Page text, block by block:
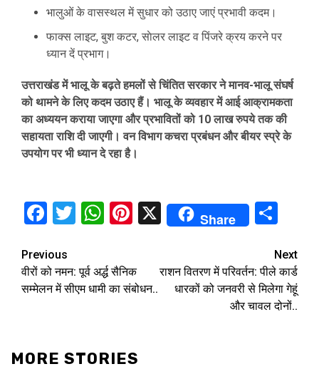
भालुओं के वासस्थल में सुधार को उठाए जाएं प्रभावी कदम।
फाक्स लाइट, बुश कटर, साेलर लाइट व पिंजरे क्रय करने पर
ध्यान दें प्रभाग।
उत्तराखंड में भालू के बढ़ते हमलों से चिंतित सरकार ने मानव-भालू संघर्ष
को थामने के लिए कदम उठाए हैं। भालू के व्यवहार में आई आक्रामकता
का अध्ययन कराया जाएगा और प्रभावितों को 10 लाख रुपये तक की
सहायता राशि दी जाएगी। वन विभाग कचरा प्रबंधन और बीयर स्प्रे के
उपयोग पर भी ध्यान दे रहा है।
Facebook
Twitter
WhatsApp
Pinterest
X Share
Continue
Reading
Previous
वीरों को नमन: पूर्व अर्द्ध सैनिक
सम्मेलन में सीएम धामी का संबोधन..
Next
राशन वितरण में परिवर्तन: पीले कार्ड
धारकों को जनवरी से मिलेगा गेहूं
और चावल दोनों..
MORE STORIES